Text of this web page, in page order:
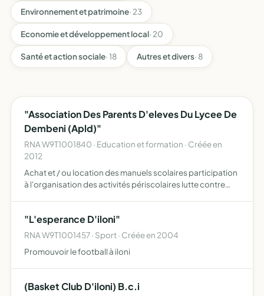
Environnement et patrimoine· 23
Economie et développement local· 20
Santé et action sociale· 18 Autres et divers· 8
"Association Des Parents D'eleves Du Lycee De
Dembeni (Apld)"
RNA W9T1001840 · Education et formation · Créée en
2012
Achat et / ou location des manuels scolaires participation
à l'organisation des activités périscolaires lutte contre
"L'esperance D'iloni"
RNA W9T1001457 · Sport · Créée en 2004
Promouvoir le football à iloni
(Basket Club D'iloni) B.c.i